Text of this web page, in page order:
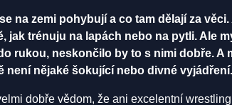
na zemi pohybují a co tam dělají za
jak trénuju na lapách nebo na pytli. Ale
rukou, neskončilo by to s nimi dobře. A
není nějaké šokující nebo divné
dobře vědom, že ani excelentní